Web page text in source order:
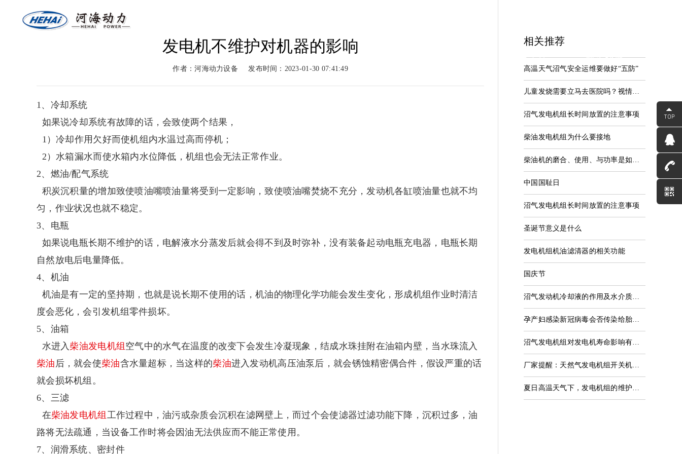
燃气系列
柴油系列
服务支持
服务中心
联系我们
联系河海
发电机不维护对机器的影响
作者：河海动力设备 发布时间：2023-01-30 07:41:49
1、冷却系统
如果说冷却系统有故障的话，会致使两个结果，
1）冷却作用欠好而使机组内水温过高而停机；
2）水箱漏水而使水箱内水位降低，机组也会无法正常作业。
2、燃油/配气系统
积炭沉积量的增加致使喷油嘴喷油量将受到一定影响，致使喷油嘴焚烧不充分，发动机各缸喷油量也就不均
匀，作业状况也就不稳定。
3、电瓶
如果说电瓶长期不维护的话，电解液水分蒸发后就会得不到及时弥补，没有装备起动电瓶充电器，电瓶长期
自然放电后电量降低。
4、机油
机油是有一定的坚持期，也就是说长期不使用的话，机油的物理化学功能会发生变化，形成机组作业时清洁
度会恶化，会引发机组零件损坏。
5、油箱
水进入 柴油发电机组 空气中的水气在温度的改变下会发生冷凝现象，结成水珠挂附在油箱内壁，当水珠流入
柴油 后，就会使柴油含水量超标，当这样的柴油进入发动机高压油泵后，就会锈蚀精密偶合件，假设严重的话
就会损坏机组。
6、三滤
在柴油发电机组 工作过程中，油污或杂质会沉积在滤网壁上，而过个会使滤器过滤功能下降，沉积过多，油
路将无法疏通，当设备工作时将会因油无法供应而不能正常使用。
7、润滑系统、密封件
相关推荐
高温天气沼气安全运维要做好“五防”
儿童发烧需要立马去医院吗？视情况而定
沼气发电机组长时间放置的注意事项
柴油发电机组为什么要接地
柴油机的磨合、使用、与功率是如何匹配的
中国国耻日
沼气发电机组长时间放置的注意事项
圣诞节意义是什么
发电机组机油滤清器的相关功能
国庆节
沼气发动机冷却液的作用及水介质能否能替代发动机冷却液
孕产妇感染新冠病毒会否传染给胎儿？几乎不会
沼气发电机组对发电机寿命影响有哪些因素？
厂家提醒：天然气发电机组开关机步骤
夏日高温天气下，发电机组的维护保养应该这样做